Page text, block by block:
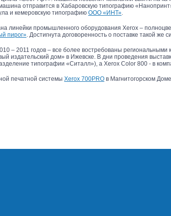
отправится в Хабаровскую типографию
и кемеровскую типографию ООО «ИНТ».
линейки промышленного оборудования Xerox –
пирог». Достигнута договоренность о поставке такой же
– 2011 годов – все более востребованы региональными
издательский дом» в Ижевске. В дни проведения
типографии «Ситалл»), а Xerox Color 800 - в
печатной системы Xerox 700PRO в Магнитогорском